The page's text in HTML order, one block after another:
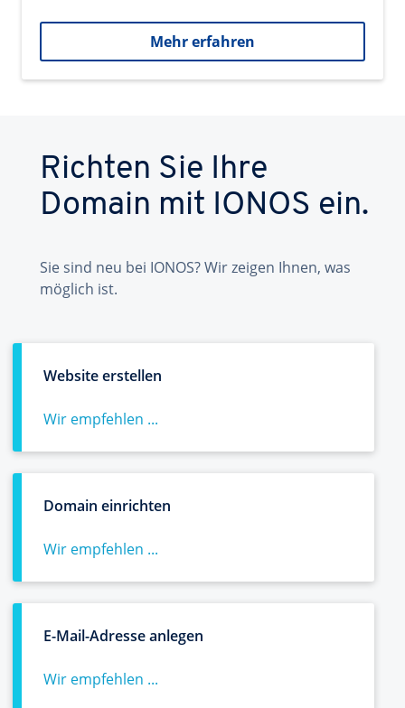
Mehr erfahren
Richten Sie Ihre
Domain mit IONOS ein.
Sie sind neu bei IONOS? Wir zeigen Ihnen, was
möglich ist.
Website erstellen
Wir empfehlen ...
Domain einrichten
Wir empfehlen ...
E-Mail-Adresse anlegen
Wir empfehlen ...